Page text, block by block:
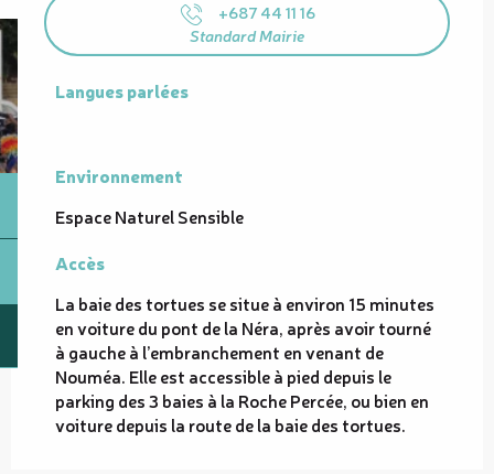
+687 44 11 16
Standard Mairie
Langues parlées
Langues parlées
Environnement
Environnement
Espace Naturel Sensible
Accès
Accès
La baie des tortues se situe à environ 15 minutes
en voiture du pont de la Néra, après avoir tourné
à gauche à l’embranchement en venant de
Nouméa. Elle est accessible à pied depuis le
parking des 3 baies à la Roche Percée, ou bien en
voiture depuis la route de la baie des tortues.